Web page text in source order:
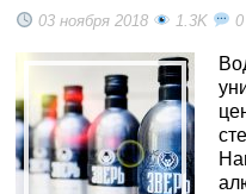
03 ноября 2018 1.3K 0